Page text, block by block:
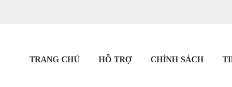
TRANG CHỦ HỖ TRỢ CHÍNH SÁCH